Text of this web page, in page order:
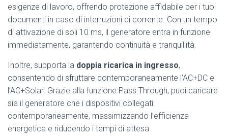
esigenze di lavoro, offrendo protezione affidabile per i tuoi
documenti in caso di interruzioni di corrente. Con un tempo
di attivazione di soli 10 ms, il generatore entra in funzione
immediatamente, garantendo continuità e tranquillità.
Inoltre, supporta la doppia ricarica in ingresso,
consentendo di sfruttare contemporaneamente l’AC+DC e
l’AC+Solar. Grazie alla funzione Pass Through, puoi caricare
sia il generatore che i dispositivi collegati
contemporaneamente, massimizzando l’efficienza
energetica e riducendo i tempi di attesa.